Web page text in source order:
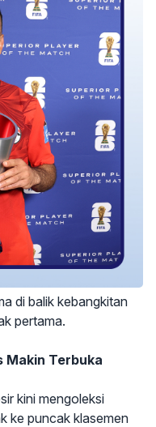
di balik kebangkitan
pertama.
Makin Terbuka
kini mengoleksi
ke puncak klasemen